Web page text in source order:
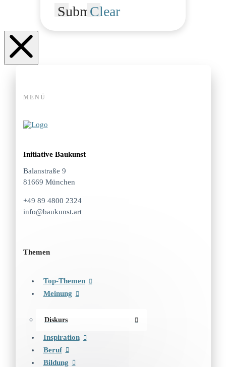
SubmitClear
MENÜ
Initiative Baukunst
Balanstraße 9
81669 München
+49 89 4800 2324
info@baukunst.art
Themen
Top-Themen
Meinung
Diskurs
Inspiration
Beruf
Bildung